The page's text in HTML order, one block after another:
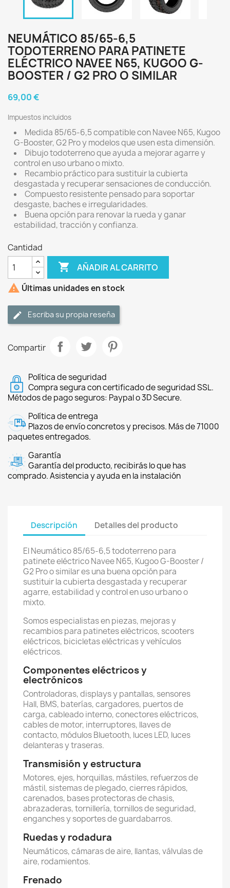
NEUMÁTICO 85/65-6,5
TODOTERRENO PARA PATINETE
ELÉCTRICO NAVEE N65, KUGOO G-
BOOSTER / G2 PRO O SIMILAR
69,00 €
Impuestos incluidos
Medida 85/65-6,5 compatible con Navee N65, Kugoo
G-Booster, G2 Pro y modelos que usen esta dimensión.
Dibujo todoterreno que ayuda a mejorar agarre y
control en uso urbano o mixto.
Recambio práctico para sustituir la cubierta
desgastada y recuperar sensaciones de conducción.
Compuesto resistente pensado para soportar
desgaste, baches e irregularidades.
Buena opción para renovar la rueda y ganar
estabilidad, tracción y confianza.
Cantidad
 AÑADIR AL CARRITO
 Últimas unidades en stock
Escriba su propia reseña
Compartir
Política de seguridad
Compra segura con certificado de seguridad SSL.
Métodos de pago seguros: Paypal o 3D Secure.
Política de entrega
Plazos de envío concretos y precisos. Más de 71000
paquetes entregados.
Garantía
Garantía del producto, recibirás lo que has
comprado. Asistencia y ayuda en la instalación
Descripción Detalles del producto
El Neumático 85/65-6,5 todoterreno para
patinete eléctrico Navee N65, Kugoo G-Booster /
G2 Pro o similar es una buena opción para
sustituir la cubierta desgastada y recuperar
agarre, estabilidad y control en uso urbano o
mixto.
Somos especialistas en piezas, mejoras y
recambios para patinetes eléctricos, scooters
eléctricos, bicicletas eléctricas y vehículos
eléctricos.
Componentes eléctricos y
electrónicos
Controladoras, displays y pantallas, sensores
Hall, BMS, baterías, cargadores, puertos de
carga, cableado interno, conectores eléctricos,
cables de motor, interruptores, llaves de
contacto, módulos Bluetooth, luces LED, luces
delanteras y traseras.
Transmisión y estructura
Motores, ejes, horquillas, mástiles, refuerzos de
mástil, sistemas de plegado, cierres rápidos,
carenados, bases protectoras de chasis,
abrazaderas, tornillería, tornillos de seguridad,
enganches y soportes de guardabarros.
Ruedas y rodadura
Neumáticos, cámaras de aire, llantas, válvulas de
aire, rodamientos.
Frenado